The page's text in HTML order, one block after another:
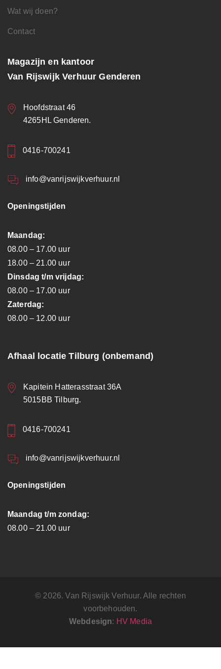
Wat wij doen?
Contact
Magazijn en kantoor
Van Rijswijk Verhuur Genderen
Hoofdstraat 46
4265HL Genderen.
0416-700241
info@vanrijswijkverhuur.nl
Openingstijden
Maandag:
08.00 – 17.00 uur
18.00 – 21.00 uur
Dinsdag t/m vrijdag:
08.00 – 17.00 uur
Zaterdag:
08.00 – 12.00 uur
Afhaal locatie Tilburg (onbemand)
Kapitein Hatterasstraat 36A
5015BB Tilburg.
0416-700241
info@vanrijswijkverhuur.nl
Openingstijden
Maandag t/m zondag:
08.00 – 21.00 uur
© 2026. Van Rijswijk Verhuur. Alle rechten
voorbehouden.
Webdesign: HV Media